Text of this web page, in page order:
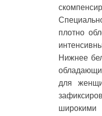
плотно
Нижнее
для
широкими